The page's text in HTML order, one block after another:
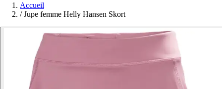
Accueil
/ Jupe femme Helly Hansen Skort